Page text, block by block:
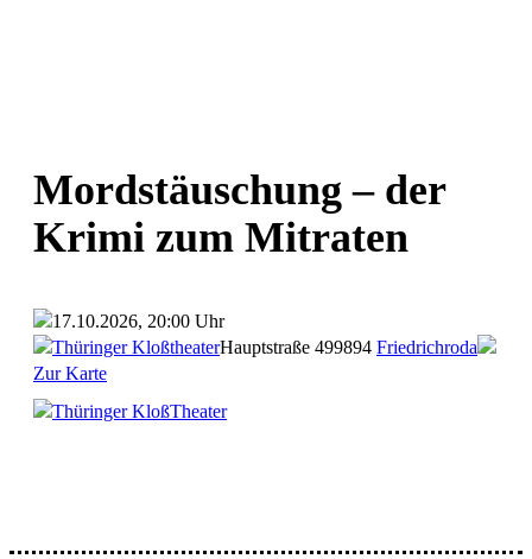
Mordstäuschung – der
Krimi zum Mitraten
17.10.2026, 20:00 Uhr
Thüringer KloßtheaterHauptstraße 499894 Friedrichroda
Zur Karte
Thüringer KloßTheater